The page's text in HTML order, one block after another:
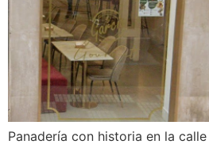
Panadería con historia en la